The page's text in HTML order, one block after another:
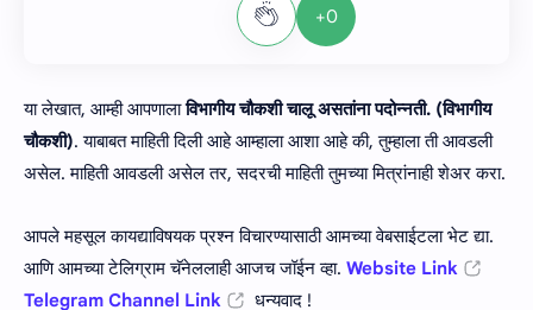
+0
या लेखात, आम्ही आपणालाविभागीय चौकशी चालू असतांना पदोन्नती. (विभागीय
चौकशी). याबाबत माहिती दिली आहे आम्हाला आशा आहे की, तुम्हाला ती आवडली
असेल. माहिती आवडली असेल तर, सदरची माहिती तुमच्या मित्रांनाही शेअर करा.
आपले महसूल कायद्याविषयक प्रश्न विचारण्यासाठी आमच्या वेबसाईटला भेट द्या.
आणि आमच्या टेलिग्राम चॅनेललाही आजच जॉईन व्हा. Website Link
Telegram Channel Link
धन्यवाद !